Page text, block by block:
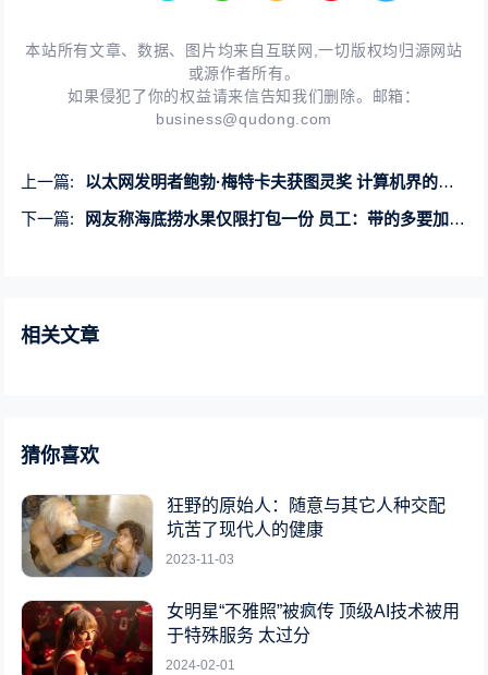
本站所有文章、数据、图片均来自互联网,一切版权均归源网站
或源作者所有。
如果侵犯了你的权益请来信告知我们删除。邮箱：
business@qudong.com
上一篇:
以太网发明者鲍勃·梅特卡夫获图灵奖 计算机界的诺贝尔奖
下一篇:
网友称海底捞水果仅限打包一份 员工：带的多要加收11元小料费
相关文章
猜你喜欢
狂野的原始人：随意与其它人种交配
坑苦了现代人的健康
2023-11-03
女明星“不雅照”被疯传 顶级AI技术被用
于特殊服务 太过分
2024-02-01